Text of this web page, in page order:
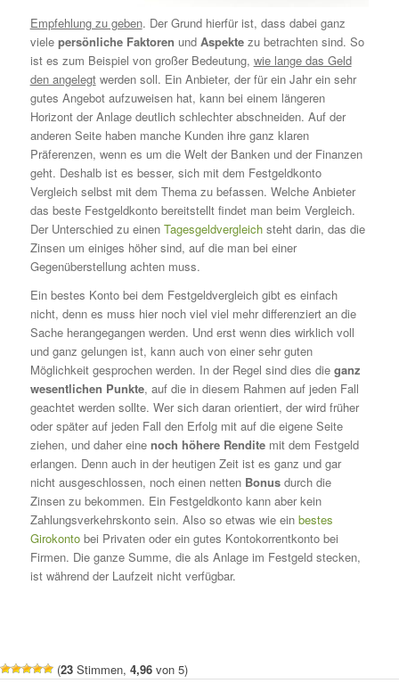
Empfehlung zu geben. Der Grund hierfür ist, dass dabei ganz
viele persönliche Faktoren und Aspektezu betrachten sind. So
ist es zum Beispiel von großer Bedeutung, wie lange das Geld
den angelegtwerden soll. Ein Anbieter, der für ein Jahr ein sehr
gutes Angebot aufzuweisen hat, kann bei einem längeren
Horizont der Anlage deutlich schlechter abschneiden. Auf der
anderen Seite haben manche Kunden ihre ganz klaren
Präferenzen, wenn es um die Welt der Banken und der Finanzen
geht. Deshalb ist es besser, sich mit dem Festgeldkonto
Vergleich selbst mit dem Thema zu befassen. Welche Anbieter
das beste Festgeldkonto bereitstellt findet man beim Vergleich.
Der Unterschied zu einen Tagesgeldvergleichsteht darin, das die
Zinsen um einiges höher sind, auf die man bei einer
Gegenüberstellung achten muss.
Ein bestes Konto bei dem Festgeldvergleich gibt es einfach
nicht, denn es muss hier noch viel viel mehr differenziert an die
Sache herangegangen werden. Und erst wenn dies wirklich voll
und ganz gelungen ist, kann auch von einer sehr guten
Möglichkeit gesprochen werden. In der Regel sind dies die ganz
wesentlichen Punkte, auf die in diesem Rahmen auf jeden Fall
geachtet werden sollte. Wer sich daran orientiert, der wird früher
oder später auf jeden Fall den Erfolg mit auf die eigene Seite
ziehen, und daher eine noch höhere Renditemit dem Festgeld
erlangen. Denn auch in der heutigen Zeit ist es ganz und gar
nicht ausgeschlossen, noch einen netten Bonusdurch die
Zinsen zu bekommen. Ein Festgeldkonto kann aber kein
Zahlungsverkehrskonto sein. Also so etwas wie ein bestes
Girokontobei Privaten oder ein gutes Kontokorrentkonto bei
Firmen. Die ganze Summe, die als Anlage im Festgeld stecken,
ist während der Laufzeit nicht verfügbar.
(23 Stimmen, 4,96 von 5)